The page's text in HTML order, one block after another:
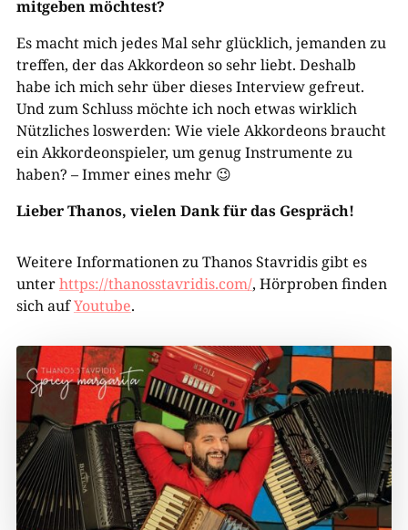
mitgeben möchtest?
Es macht mich jedes Mal sehr glücklich, jemanden zu
treffen, der das Akkordeon so sehr liebt. Deshalb
habe ich mich sehr über dieses Interview gefreut.
Und zum Schluss möchte ich noch etwas wirklich
Nützliches loswerden: Wie viele Akkordeons braucht
ein Akkordeonspieler, um genug Instrumente zu
haben? – Immer eines mehr 😉
Lieber Thanos, vielen Dank für das Gespräch!
Weitere Informationen zu Thanos Stavridis gibt es
unterhttps://thanosstavridis.com/, Hörproben finden
sich aufYoutube.